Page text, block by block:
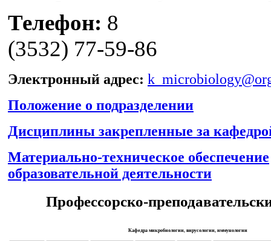
Телефон: 8
(3532) 77-59-86
Электронный адрес:
Положение о подразделении
Дисциплины закрепленные за
Материально-техническое обеспечение
образовательной деятельности
Профессорско-
Кафедра микробиологии, вирусологии, иммунологии